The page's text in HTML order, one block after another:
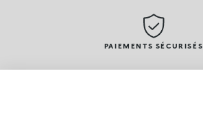
PAIEMENTS SÉCURISÉS